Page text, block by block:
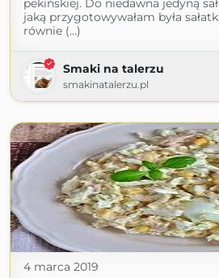
pekińskiej. Do niedawna jedyną
jaką przygotowywałam była
równie (...)
Smaki na talerzu
smakinatalerzu.pl
4 marca 2019